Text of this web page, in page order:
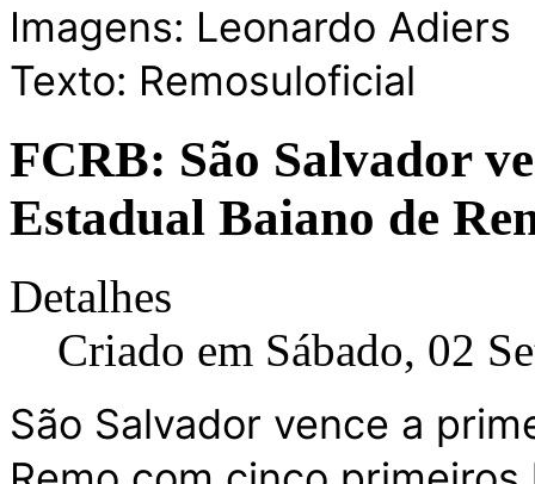
Imagens: Leonardo Adiers
Texto: Remosuloficial
FCRB: São Salvador
Estadual Baiano de
Detalhes
Criado em Sábado, 02
São Salvador vence a